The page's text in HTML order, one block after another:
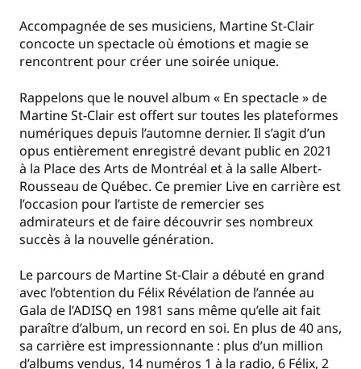
Accompagnée de ses musiciens, Martine St-Clair
concocte un spectacle où émotions et magie se
rencontrent pour créer une soirée unique.
Rappelons que le nouvel album « En spectacle » de
Martine St-Clair est offert sur toutes les plateformes
numériques depuis l’automne dernier. Il s’agit d’un
opus entièrement enregistré devant public en 2021
à la Place des Arts de Montréal et à la salle Albert-
Rousseau de Québec. Ce premier Live en carrière est
l’occasion pour l’artiste de remercier ses
admirateurs et de faire découvrir ses nombreux
succès à la nouvelle génération.
Le parcours de Martine St-Clair a débuté en grand
avec l’obtention du Félix Révélation de l’année au
Gala de l’ADISQ en 1981 sans même qu’elle ait fait
paraître d’album, un record en soi. En plus de 40 ans,
sa carrière est impressionnante : plus d’un million
d’albums vendus, 14 numéros 1 à la radio, 6 Félix, 2